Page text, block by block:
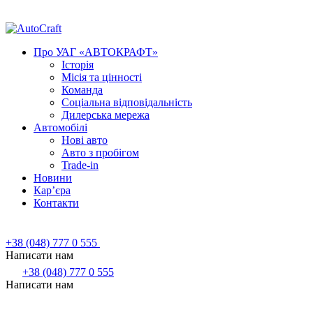
Про УАГ «АВТОКРАФТ»
Історія
Місія та цінності
Команда
Соціальна відповідальність
Дилерська мережа
Автомобілі
Нові авто
Авто з пробігом
Trade-in
Новини
Кар’єра
Контакти
+38 (048) 777 0 555
Написати нам
+38 (048) 777 0 555
Написати нам